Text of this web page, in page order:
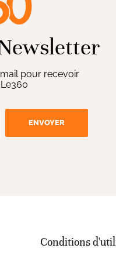
pour recevoir
ENVOYER
Conditions